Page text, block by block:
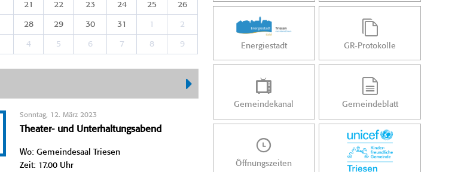
21 22 23 24 25 26
28 29 30 31 1 2
4 5 6 7 8 9
Sonntag, 12. März 2023
Theater- und Unterhaltungsabend
Wo: Gemeindesaal Triesen
Zeit: 17.00 Uhr
Energiestadt GR-Protokolle
Gemeindekanal Gemeindeblatt
Öffnungszeiten